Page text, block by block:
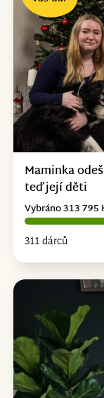
Maminka
teď její děti
311 dárců
Vybráno 313 795